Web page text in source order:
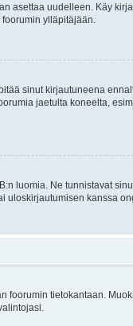
asettaa uudelleen. Käy
ylläpitäjään.
sinut kirjautuneena
jaetulta koneelta,
luomia. Ne tunnistavat
kanssa
foorumin tietokantaan.